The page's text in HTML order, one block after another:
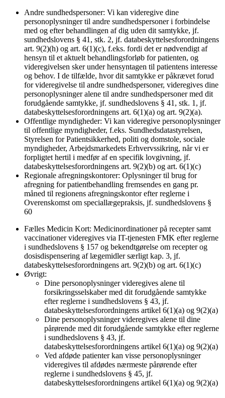
Andre sundhedspersoner: Vi kan videregive dine
personoplysninger til andre sundhedspersoner i forbindelse
med og efter behandlingen af dig uden dit samtykke, jf.
sundhedslovens § 41, stk. 2, jf. databeskyttelsesforordningens
art. 9(2)(h) og art. 6(1)(c), f.eks. fordi det er nødvendigt af
hensyn til et aktuelt behandlingsforløb for patienten, og
videregivelsen sker under hensyntagen til patientens interesse
og behov. I de tilfælde, hvor dit samtykke er påkrævet forud
for videregivelse til andre sundhedspersoner, videregives dine
personoplysninger alene til andre sundhedspersoner med dit
forudgående samtykke, jf. sundhedslovens § 41, stk. 1, jf.
databeskyttelsesforordningens art. 6(1)(a) og art. 9(2)(a).
Offentlige myndigheder: Vi kan videregive personoplysninger
til offentlige myndigheder, f.eks. Sundhedsdatastyrelsen,
Styrelsen for Patientsikkerhed, politi og domstole, sociale
myndigheder, Arbejdsmarkedets Erhvervssikring, når vi er
forpligtet hertil i medfør af en specifik lovgivning, jf.
databeskyttelsesforordningens art. 9(2)(b) og art. 6(1)(c)
Regionale afregningskontorer: Oplysninger til brug for
afregning for patientbehandling fremsendes en gang pr.
måned til regionens afregningskontor efter reglerne i
Overenskomst om speciallægepraksis, jf. sundhedslovens §
60
Fælles Medicin Kort: Medicinordinationer på recepter samt
vaccinationer videregives via IT-tjenesten FMK efter reglerne
i sundhedslovens § 157 og bekendtgørelse om recepter og
dosisdispensering af lægemidler særligt kap. 3, jf.
databeskyttelsesforordningens art. 9(2)(b) og art. 6(1)(c)
Øvrigt:
Dine personoplysninger videregives alene til
forsikringsselskaber med dit forudgående samtykke
efter reglerne i sundhedslovens § 43, jf.
databeskyttelsesforordningens artikel 6(1)(a) og 9(2)(a)
Dine personoplysninger videregives alene til dine
pårørende med dit forudgående samtykke efter reglerne
i sundhedslovens § 43, jf.
databeskyttelsesforordningens artikel 6(1)(a) og 9(2)(a)
Ved afdøde patienter kan visse personoplysninger
videregives til afdødes nærmeste pårørende efter
reglerne i sundhedslovens § 45, jf.
databeskyttelsesforordningens artikel 6(1)(a) og 9(2)(a)